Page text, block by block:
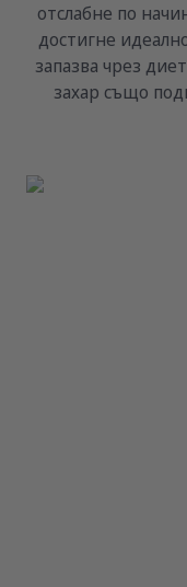
отслабне по
достигне
запазва чрез
захар също